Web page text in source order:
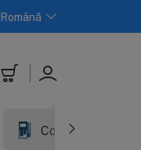
Română
Comercial